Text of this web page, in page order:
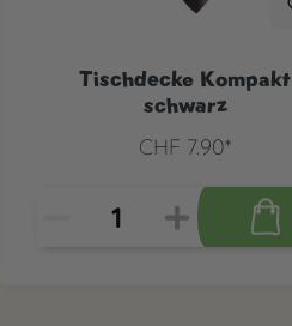
Tischdecke Kompakt
schwarz
CHF 7.90*